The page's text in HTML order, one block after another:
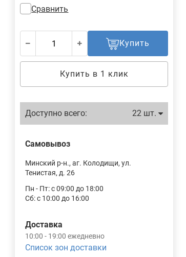
Сравнить
Купить
Купить в 1 клик
Доступно всего: 22 шт.
Самовывоз
Минский р-н., аг. Колодищи, ул.
Тенистая, д. 26
Пн - Пт: с 09:00 до 18:00
Сб: с 10:00 до 16:00
Доставка
10:00 - 19:00 ежедневно
Список зон доставки